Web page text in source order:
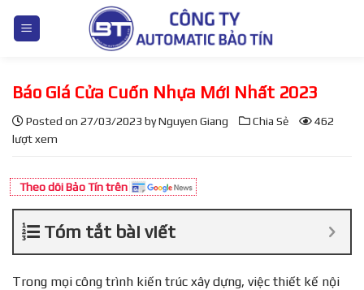
Báo Giá Cửa Cuốn Nhựa Mới Nhất 2023
Posted on 27/03/2023 byNguyen Giang Chia Sẻ
462
lượt xem
Theo dõi Bảo Tín trên
Tóm tắt bài viết
Trong mọi công trình kiến trúc xây dựng, việc thiết kế nội